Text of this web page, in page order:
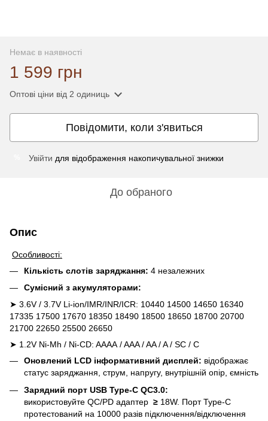
Немає в наявності
1 599 грн
Оптові ціни від 2 одиниць
Повідомити, коли з'явиться
Увійти для відображення накопичувальної знижки
До обраного
Опис
Особливості:
Кількість слотів заряджання: 4 незалежних
Сумісний з акумуляторами:
➤ 3.6V / 3.7V Li-ion/IMR/INR/ICR: 10440 14500 14650 16340
17335 17500 17670 18350 18490 18500 18650 18700 20700
21700 22650 25500 26650
➤ 1.2V Ni-Mh / Ni-CD: AAAA / AAA / AA / A / SC / C
Оновлений LCD інформативний дисплей: відображає
статус заряджання, струм, напругу, внутрішній опір, ємність
Зарядний порт USB Type-C QC3.0:
використовуйте QC/PD адаптер ≥ 18W. Порт Type-C
протестований на 10000 разів підключення/відключення